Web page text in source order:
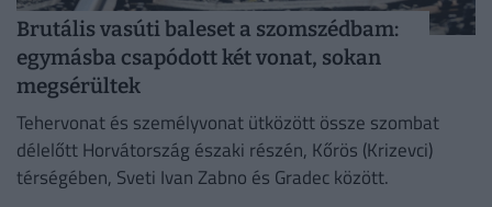
Brutális vasúti baleset a szomszédbam:
egymásba csapódott két vonat, sokan
megsérültek
Tehervonat és személyvonat ütközött össze szombat
délelőtt Horvátország északi részén, Kőrös (Krizevci)
térségében, Sveti Ivan Zabno és Gradec között.